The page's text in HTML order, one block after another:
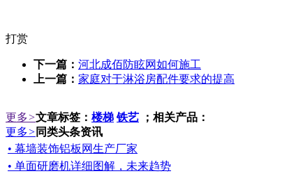
打赏
下一篇： 河北成佰防眩网如何施工
上一篇： 家庭对于淋浴房配件要求的提高
更多>文章标签： 楼梯 铁艺 ；相关产品：
更多> 同类头条资讯
• 幕墙装饰铝板网生产厂家
• 单面研磨机详细图解，未来趋势